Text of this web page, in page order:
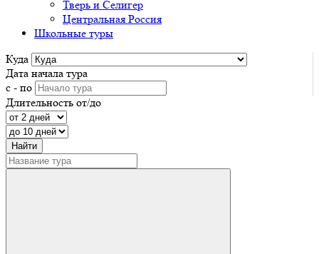
Тверь и Селигер
Центральная Россия
Школьные туры
Куда
Дата начала тура
с - по
Длительность от/до